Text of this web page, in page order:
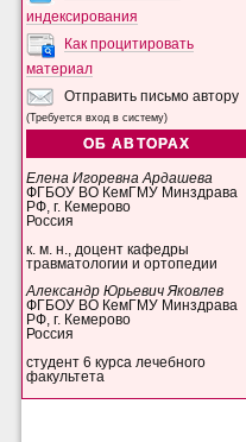
индексирования
Как процитировать
материал
Отправить письмо автору
(Требуется вход в систему)
ОБ АВТОРАХ
Елена Игоревна Ардашева
ФГБОУ ВО КемГМУ Минздрава
РФ, г. Кемерово
Россия
к. м. н., доцент кафедры
травматологии и ортопедии
Александр Юрьевич Яковлев
ФГБОУ ВО КемГМУ Минздрава
РФ, г. Кемерово
Россия
студент 6 курса лечебного
факультета